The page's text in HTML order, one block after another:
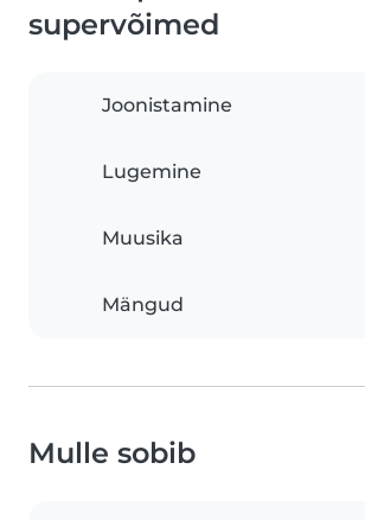
supervõimed
Joonistamine
Lugemine
Muusika
Mängud
Mulle sobib